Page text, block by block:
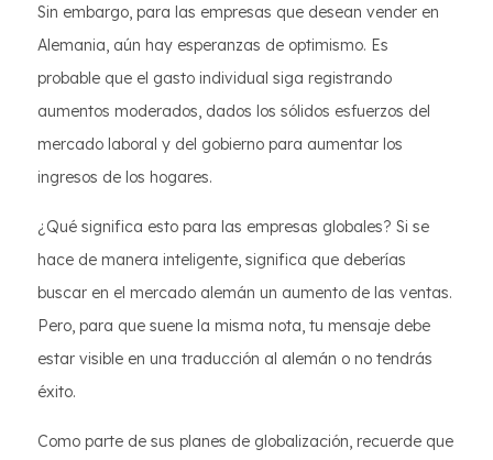
Sin embargo, para las empresas que desean vender en
Alemania, aún hay esperanzas de optimismo. Es
probable que el gasto individual siga registrando
aumentos moderados, dados los sólidos esfuerzos del
mercado laboral y del gobierno para aumentar los
ingresos de los hogares.
¿Qué significa esto para las empresas globales? Si se
hace de manera inteligente, significa que deberías
buscar en el mercado alemán un aumento de las ventas.
Pero, para que suene la misma nota, tu mensaje debe
estar visible en una traducción al alemán o no tendrás
éxito.
Como parte de sus planes de globalización, recuerde que